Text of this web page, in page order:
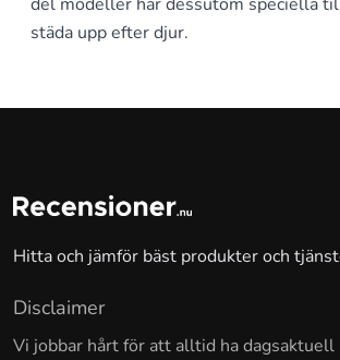
städa upp efter djur.
Hitta och jämför bäst produkter och
Disclaimer
Vi jobbar hårt för att alltid ha